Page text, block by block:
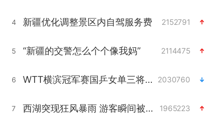
4 新疆优化调整景区内自驾服务费 2152791
5 “新疆的交警怎么个个像我妈” 2114475
6 WTT横滨冠军赛国乒女单三将晋级四强 2030760
7 西湖突现狂风暴雨 游客瞬间被浇透 1965223